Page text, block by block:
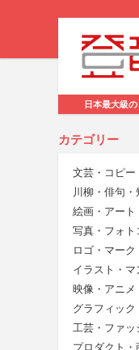
日本最大級
カテゴリー
文芸・コピー
川柳・俳句・
絵画・アート
写真・フォト
ロゴ・マー
イラスト・マ
映像・アニメ
グラフィック
工芸・ファッ
プロダクト